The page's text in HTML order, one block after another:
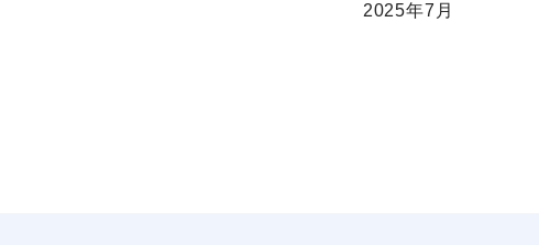
2025年7月